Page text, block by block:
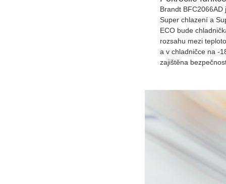
Brandt
Super chlazení a
ECO bude
rozsahu mezi
a v chladničce na -
zajištěna